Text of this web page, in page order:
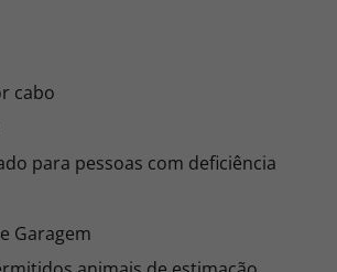
cabo
para pessoas com deficiência
Garagem